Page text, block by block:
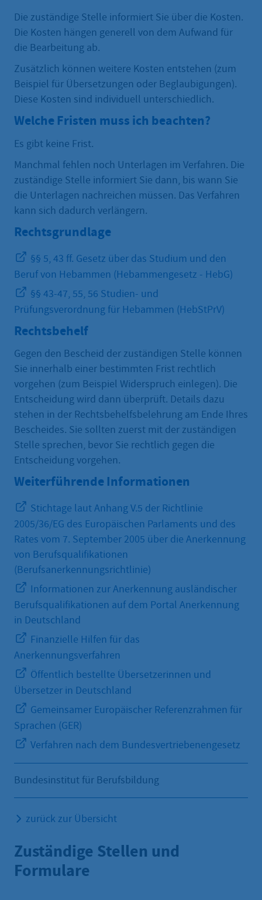
Die zuständige Stelle informiert Sie über die Kosten.
Die Kosten hängen generell von dem Aufwand für
die Bearbeitung ab.
Zusätzlich können weitere Kosten entstehen (zum
Beispiel für Übersetzungen oder Beglaubigungen).
Diese Kosten sind individuell unterschiedlich.
Welche Fristen muss ich beachten?
Es gibt keine Frist.
Manchmal fehlen noch Unterlagen im Verfahren. Die
zuständige Stelle informiert Sie dann, bis wann Sie
die Unterlagen nachreichen müssen. Das Verfahren
kann sich dadurch verlängern.
Rechtsgrundlage
§§ 5, 43 ff. Gesetz über das Studium und den
Beruf von Hebammen (Hebammengesetz - HebG)
§§ 43-47, 55, 56 Studien- und
Prüfungsverordnung für Hebammen (HebStPrV)
Rechtsbehelf
Gegen den Bescheid der zuständigen Stelle können
Sie innerhalb einer bestimmten Frist rechtlich
vorgehen (zum Beispiel Widerspruch einlegen). Die
Entscheidung wird dann überprüft. Details dazu
stehen in der Rechtsbehelfsbelehrung am Ende Ihres
Bescheides. Sie sollten zuerst mit der zuständigen
Stelle sprechen, bevor Sie rechtlich gegen die
Entscheidung vorgehen.
Weiterführende Informationen
Stichtage laut Anhang V.5 der Richtlinie
2005/36/EG des Europäischen Parlaments und des
Rates vom 7. September 2005 über die Anerkennung
von Berufsqualifikationen
(Berufsanerkennungsrichtlinie)
Informationen zur Anerkennung ausländischer
Berufsqualifikationen auf dem Portal Anerkennung
in Deutschland
Finanzielle Hilfen für das
Anerkennungsverfahren
Öffentlich bestellte Übersetzerinnen und
Übersetzer in Deutschland
Gemeinsamer Europäischer Referenzrahmen für
Sprachen (GER)
Verfahren nach dem Bundesvertriebenengesetz
Bundesinstitut für Berufsbildung
zurück zur Übersicht
Zuständige Stellen und
Formulare